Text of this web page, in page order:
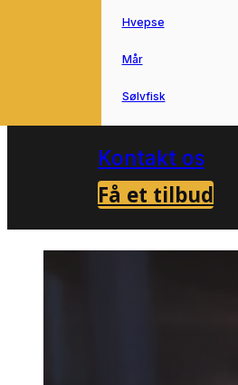
Hvepse
Mår
Sølvfisk
Kontakt os
Få et tilbud